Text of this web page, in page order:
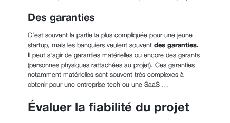
Des garanties
C’est souvent la partie la plus compliquée pour une jeune
startup, mais les banquiers veulent souvent des garanties.
Il peut s'agir de garanties matérielles ou encore des garants
(personnes physiques rattachées au projet). Ces garanties
notamment matérielles sont souvent très complexes à
obtenir pour une entreprise tech ou une SaaS …
Évaluer la fiabilité du projet